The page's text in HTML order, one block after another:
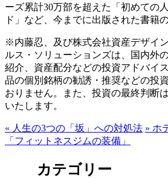
ーズ累計30万部を超えた「初めての
ド」など、今までに出版された書籍
※内藤忍、及び株式会社資産デザイ
ルス・ソリューションズは、国内外
紹介、資産配分などの投資アドバイ
品の個別銘柄の勧誘・推奨などの投
おりません。また、投資の最終判断
いたします。
« 人生の3つの「坂」への対処法 » ホ
「フィットネスジムの装備」
カテゴリー